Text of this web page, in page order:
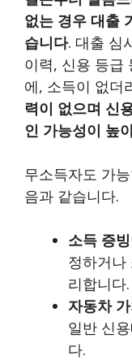
없는 경우 대출
습니다. 대출 심
이력, 신용 등급
에, 소득이 없더
력이 없으며 신
인 가능성이 높
무소득자도 가
음과 같습니다.
소득 증
정하거나
리합니다.
자동차
일반 신
다.